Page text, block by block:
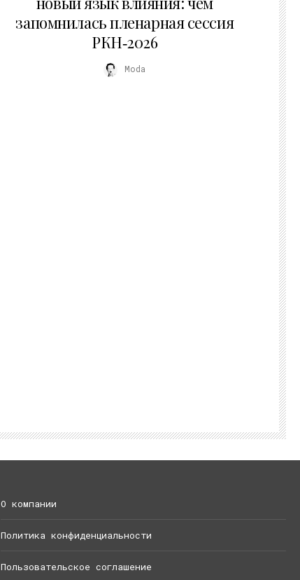
запомнилась пленарная сессия
РКН‑2026
Moda
О компании
Политика конфиденциальности
Пользовательское соглашение